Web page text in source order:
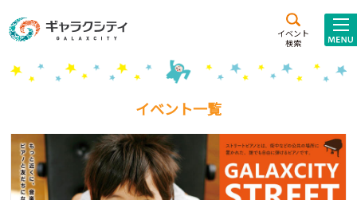
イベント
検索
施設案内
こども
西新井
施設･
施設貸出･団体利用
イベント一覧